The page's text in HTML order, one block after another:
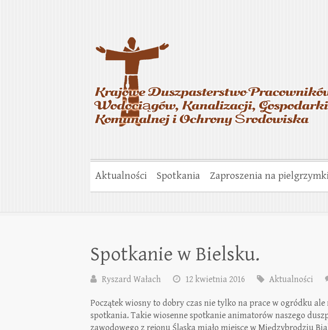
Krajowe Duszpasterstwo
Gospodarki Komunalnej i
Aktualności Spotkania Zaproszenia na
Spotkanie w Bielsku.
Ryszard Wałach 12 kwietnia 2016 Aktualności
Początek wiosny to dobry czas nie tylko na prace w ogródku
spotkania. Takie wiosenne spotkanie animatorów naszego
zawodowego z rejonu Śląska miało miejsce w Międzybrodziu